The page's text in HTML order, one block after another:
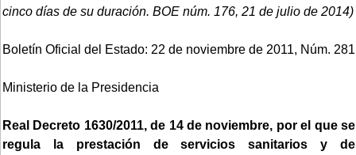
cinco días de su duración. BOE núm. 176, 21 de julio de 2014)
Boletín Oficial del Estado: 22 de noviembre de 2011, Núm. 281
Ministerio de la Presidencia
Real Decreto 1630/2011, de 14 de noviembre, por el que se
regula la prestación de servicios sanitarios y de